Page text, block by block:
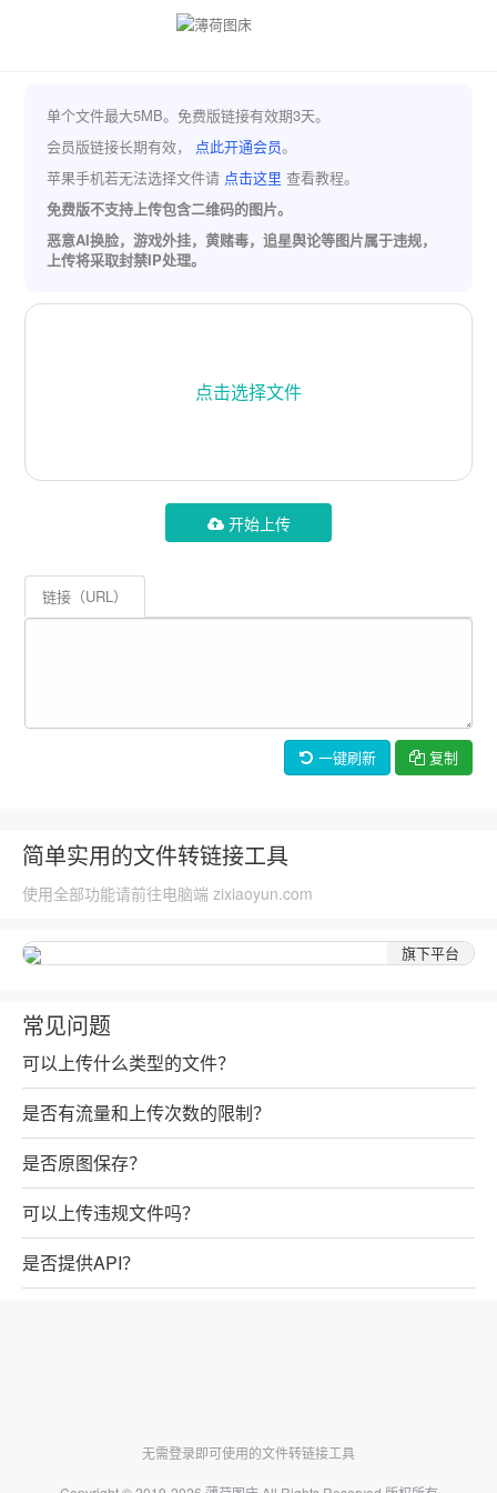
单个文件最大5MB。免费版链接有效期3天。
会员版链接长期有效， 点此开通会员。
苹果手机若无法选择文件请 点击这里 查看教程。
免费版不支持上传包含二维码的图片。
恶意AI换脸，游戏外挂，黄赌毒，追星舆论等图片属于违规，
上传将采取封禁IP处理。
开始上传
链接（URL）
一键刷新 复制
简单实用的文件转链接工具
使用全部功能请前往电脑端 zixiaoyun.com
旗下平台
常见问题
可以上传什么类型的文件？
是否有流量和上传次数的限制？
是否原图保存？
可以上传违规文件吗？
是否提供API？
无需登录即可使用的文件转链接工具